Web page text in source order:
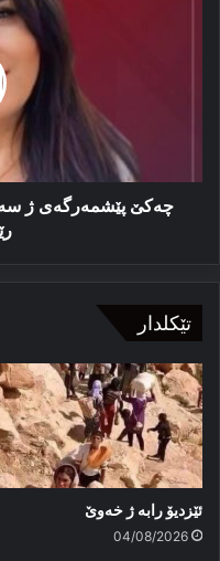
قەسابخانەیێن
رێککەفتنێ
چەکێ پێشمەرگەی ژ
تێکلدار
ئێزدیۆ رابە ژ خەوێ
04/08/2026